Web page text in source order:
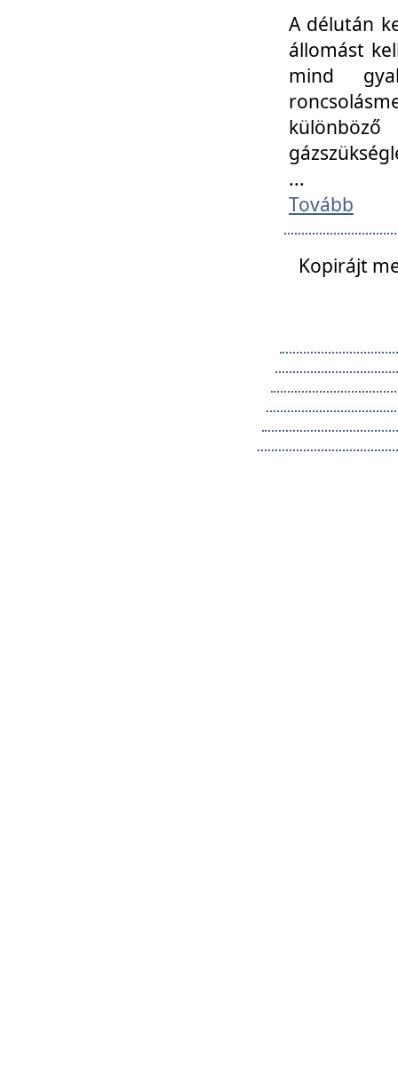
A délután
állomást
mind
...
Tovább
Kopirájt